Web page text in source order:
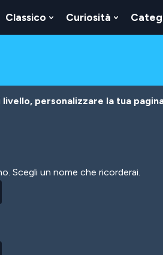
Classico
Show
Submenu
Curiosità
Show
Submenu
personalizzare la tua
Scegli un nome che ricorderai.